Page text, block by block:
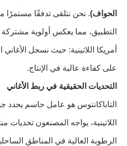
الحواف). نحن نتلقى تدفقًا مستمرًا
التطبيق، مما يعكس أولوية
أمريكا اللاتينية: حيث نسجل الأغاني
على كفاءة عالية في الإنتاج.
التحديات الحقيقية في ربط الأغاني
التاباكانتوس هو عامل حاسم يحدد
اللاتينية، يواجه المصنعون تحديات
الرطوبة العالية في المناطق